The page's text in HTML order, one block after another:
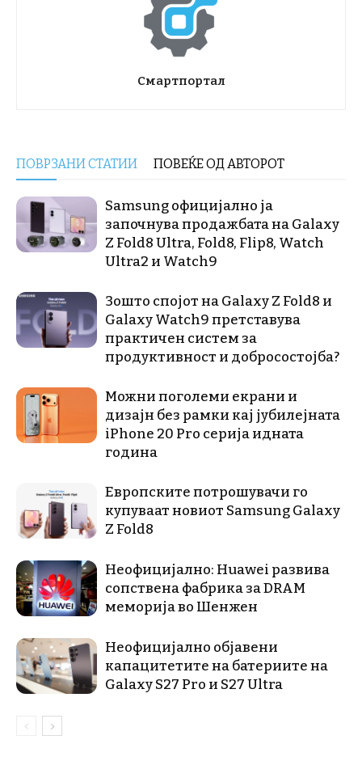
Смартпортал
ПОВРЗАНИ СТАТИИ ПОВЕЌЕ ОД АВТОРОТ
Samsung официјално ја
започнува продажбата на Galaxy
Z Fold8 Ultra, Fold8, Flip8, Watch
Ultra2 и Watch9
Зошто спојот на Galaxy Z Fold8 и
Galaxy Watch9 претставува
практичен систем за
продуктивност и добросостојба?
Можни поголеми екрани и
дизајн без рамки кај јубилејната
iPhone 20 Pro серија идната
година
Европските потрошувачи го
купуваат новиот Samsung Galaxy
Z Fold8
Неофицијално: Huawei развива
сопствена фабрика за DRAM
меморија во Шенжен
Неофицијално објавени
капацитетите на батериите на
Galaxy S27 Pro и S27 Ultra